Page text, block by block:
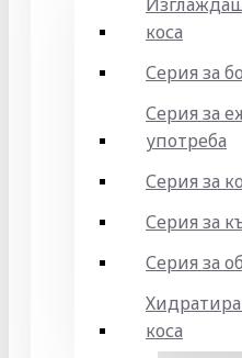
коса
Серия за
Серия за
употреба
Серия за
Серия за
Серия за
коса